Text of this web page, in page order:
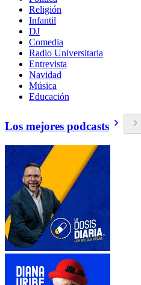
Religión
Infantil
DJ
Comedia
Radio Universitaria
Entrevista
Navidad
Música
Educación
Los mejores podcasts